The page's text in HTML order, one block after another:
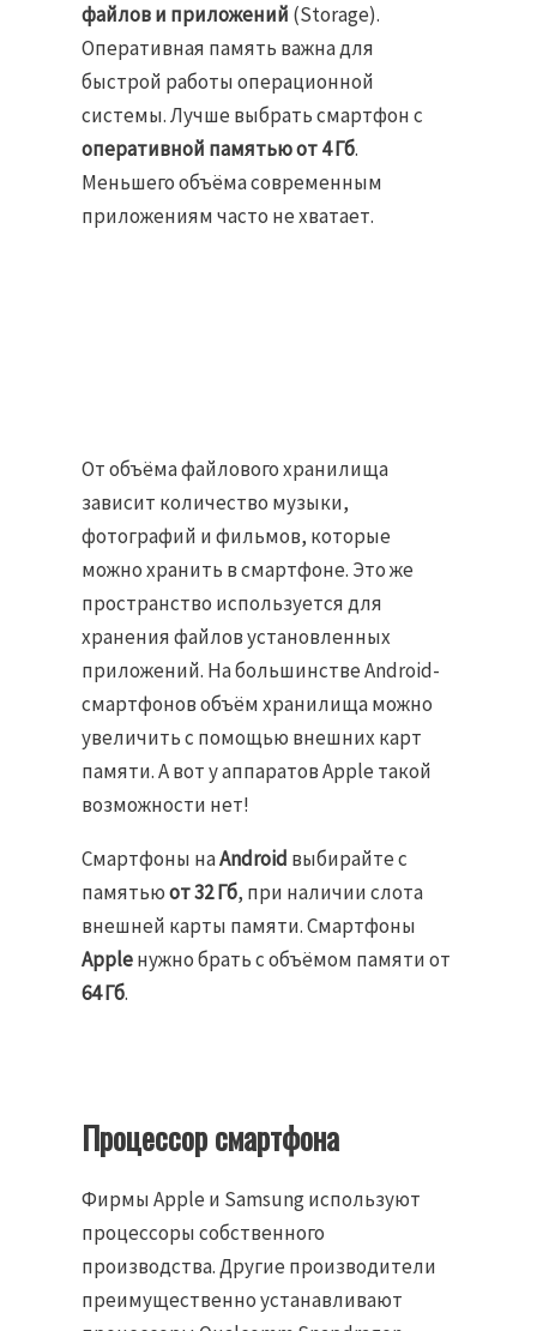
файлов и приложений (Storage).
Оперативная память важна для
быстрой работы операционной
системы. Лучше выбрать смартфон с
оперативной памятью от 4 Гб.
Меньшего объёма современным
приложениям часто не хватает.
От объёма файлового хранилища
зависит количество музыки,
фотографий и фильмов, которые
можно хранить в смартфоне. Это же
пространство используется для
хранения файлов установленных
приложений. На большинстве Android-
смартфонов объём хранилища можно
увеличить с помощью внешних карт
памяти. А вот у аппаратов Apple такой
возможности нет!
Смартфоны наAndroid выбирайте с
памятьюот 32 Гб, при наличии слота
внешней карты памяти. Смартфоны
Appleнужно брать с объёмом памяти от
64 Гб.
Процессор смартфона
Фирмы Apple и Samsung используют
процессоры собственного
производства. Другие производители
преимущественно устанавливают